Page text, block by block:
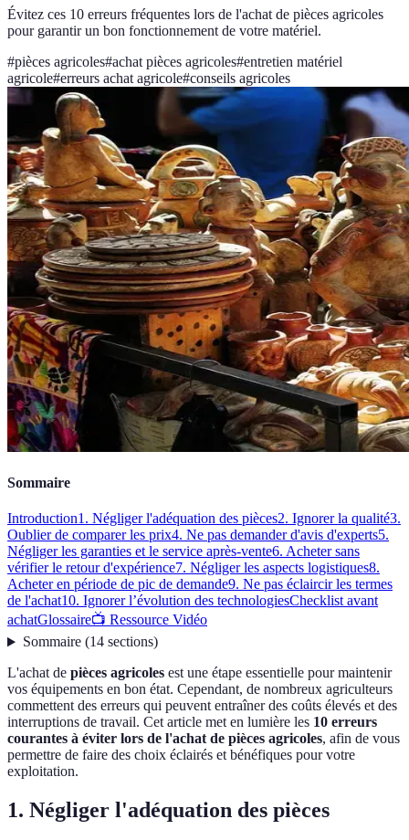
Évitez ces 10 erreurs fréquentes lors de l'achat de pièces agricoles
pour garantir un bon fonctionnement de votre matériel.
#pièces agricoles#achat pièces agricoles#entretien matériel
agricole#erreurs achat agricole#conseils agricoles
Sommaire
Introduction1. Négliger l'adéquation des pièces2. Ignorer la qualité3.
Oublier de comparer les prix4. Ne pas demander d'avis d'experts5.
Négliger les garanties et le service après-vente6. Acheter sans
vérifier le retour d'expérience7. Négliger les aspects logistiques8.
Acheter en période de pic de demande9. Ne pas éclaircir les termes
de l'achat10. Ignorer l’évolution des technologiesChecklist avant
achatGlossaire📺 Ressource Vidéo
Sommaire(14 sections)
L'achat de pièces agricoles est une étape essentielle pour maintenir
vos équipements en bon état. Cependant, de nombreux agriculteurs
commettent des erreurs qui peuvent entraîner des coûts élevés et des
interruptions de travail. Cet article met en lumière les 10 erreurs
courantes à éviter lors de l'achat de pièces agricoles, afin de vous
permettre de faire des choix éclairés et bénéfiques pour votre
exploitation.
1. Négliger l'adéquation des pièces